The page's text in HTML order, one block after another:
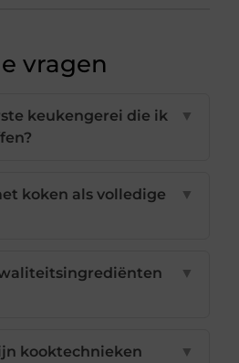
vragen
keukengerei die ik
▼
koken als volledige
▼
▼
kooktechnieken
▼